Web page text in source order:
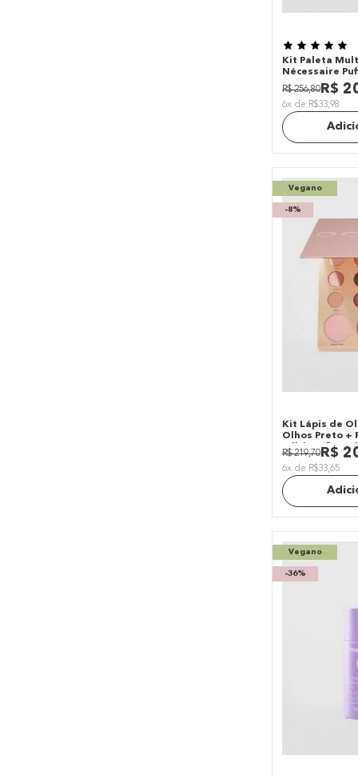
Kit Paleta
Nécessaire
R$ 256,80 R$
6x de R$33,98
Vegano
-8%
Kit Lápis de
Olhos Preto +
Edition (3
R$ 219,70 R$
6x de R$33,65
Vegano
-36%